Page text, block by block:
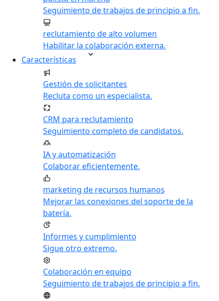
Seguimiento de trabajos de principio a fin.
reclutamiento de alto volumen
Habilitar la colaboración externa.
Características
Gestión de solicitantes
Recluta como un especialista.
CRM para reclutamiento
Seguimiento completo de candidatos.
IA y automatización
Colaborar eficientemente.
marketing de recursos humanos
Mejorar las conexiones del soporte de la
batería.
Informes y cumplimiento
Sigue otro extremo.
Colaboración en equipo
Seguimiento de trabajos de principio a fin.